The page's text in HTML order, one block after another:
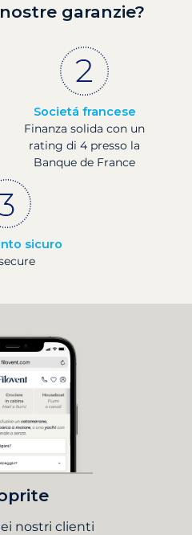
garanzie?
Societá francese
Finanza solida con un
rating di 4 presso la
Banque de France
sicuro
nostri clienti